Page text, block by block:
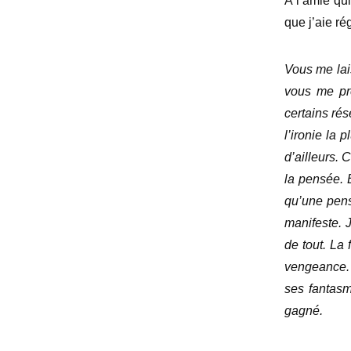
que j’aie
Vous me
vous me
certains
l’ironie la
d’ailleurs.
la pensée.
qu’une
manifeste.
de tout. La
ses
gagné.